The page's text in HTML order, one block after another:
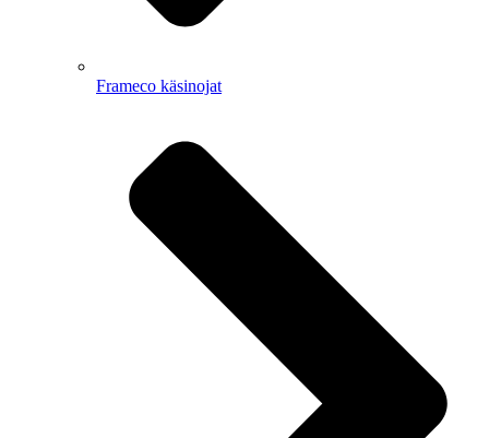
Frameco käsinojat